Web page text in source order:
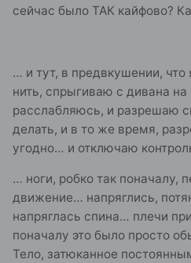
сейчас было ТАК кайфово?
… и тут, в предвкушении, что
нить, спрыгиваю с дивана
расслабляюсь, и разрешаю
делать, и в то же время,
угодно… и отключаю
… ноги, робко так поначалу,
движение… напряглись,
напряглась спина… плечи
поначалу это было просто
Тело, затюканное